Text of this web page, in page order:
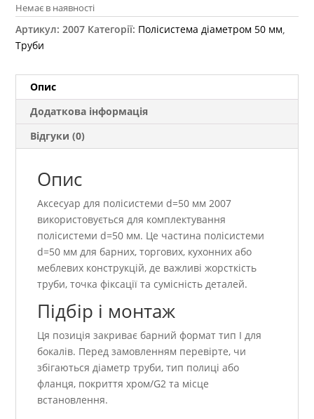
Немає в наявності
Артикул:2007 Категорії: Полісистема діаметром 50 мм,
Труби
Опис
Додаткова інформація
Відгуки (0)
Опис
Аксесуар для полісистеми d=50 мм 2007
використовується для комплектування
полісистеми d=50 мм. Це частина полісистеми
d=50 мм для барних, торгових, кухонних або
меблевих конструкцій, де важливі жорсткість
труби, точка фіксації та сумісність деталей.
Підбір і монтаж
Ця позиція закриває барний формат тип I для
бокалів. Перед замовленням перевірте, чи
збігаються діаметр труби, тип полиці або
фланця, покриття хром/G2 та місце
встановлення.